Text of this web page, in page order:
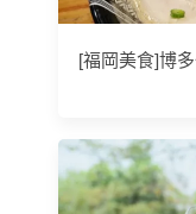
[福岡美食]博